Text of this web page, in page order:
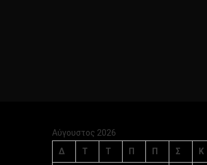
Αύγουστος 2026
Δ
Τ Τ Π Π Σ Κ